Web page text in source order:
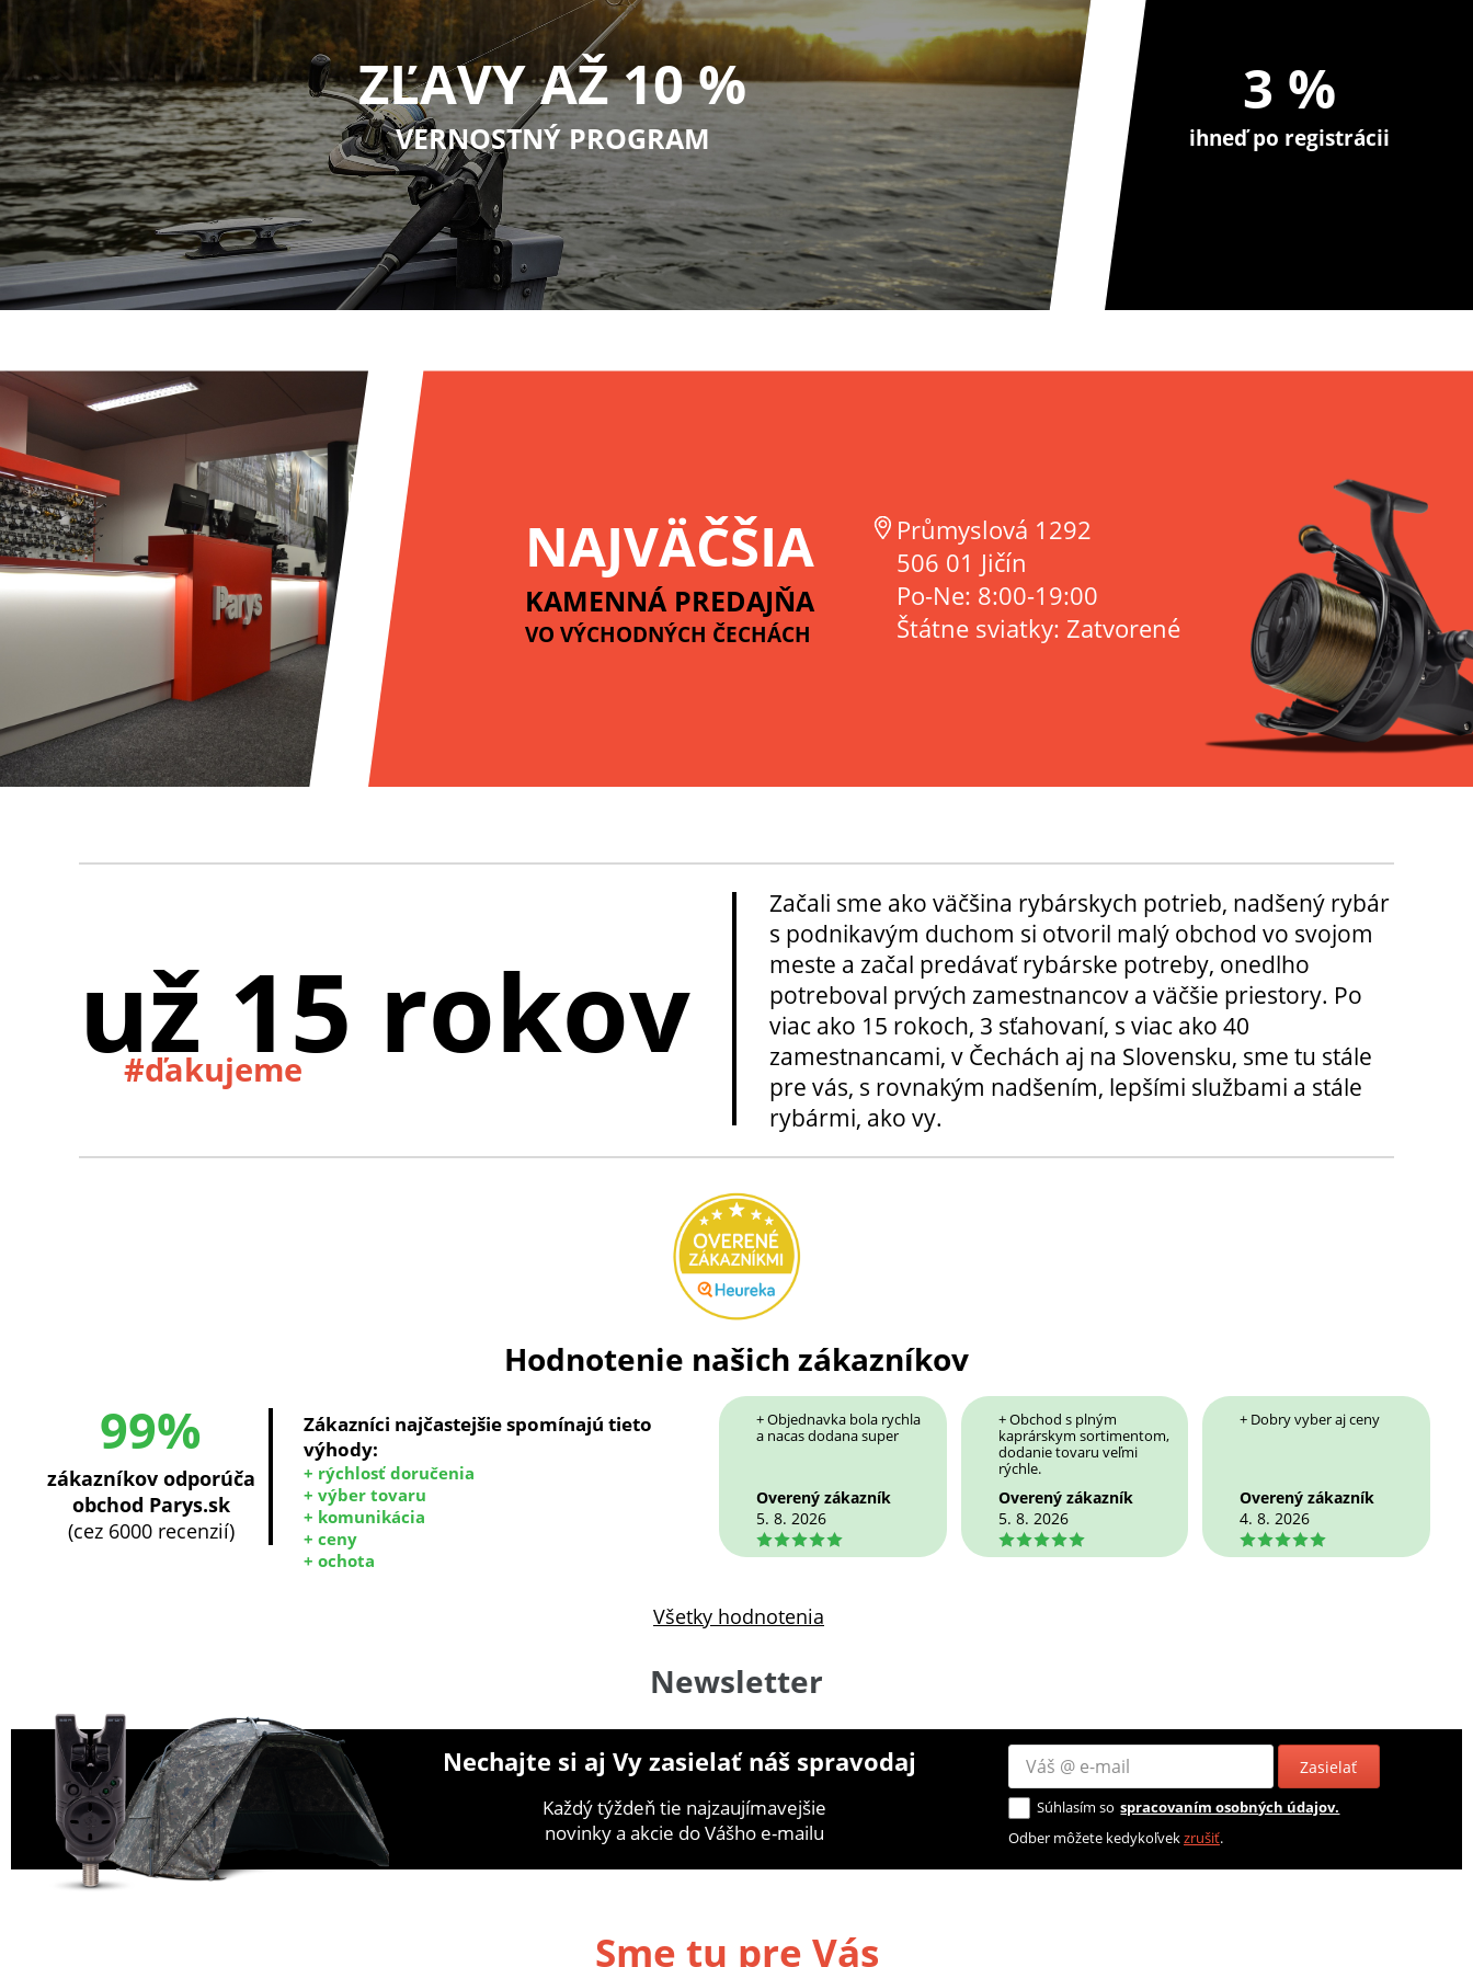
ZĽAVY AŽ 10 %
VERNOSTNÝ PROGRAM
3 %
ihneď po registrácii
NAJVÄČŠIA
KAMENNÁ PREDAJŇA
VO VÝCHODNÝCH ČECHÁCH
Průmyslová 1292
506 01 Jičín
Po-Ne: 8:00-19:00
Štátne sviatky: Zatvorené
už 15 rokov
#ďakujeme
Začali sme ako väčšina rybárskych potrieb, nadšený rybár
s podnikavým duchom si otvoril malý obchod vo svojom
meste a začal predávať rybárske potreby, onedlho
potreboval prvých zamestnancov a väčšie priestory. Po
viac ako 15 rokoch, 3 sťahovaní, s viac ako 40
zamestnancami, v Čechách aj na Slovensku, sme tu stále
pre vás, s rovnakým nadšením, lepšími službami a stále
rybármi, ako vy.
Hodnotenie našich zákazníkov
99%
zákazníkov odporúča
obchod Parys.sk
(cez 6000 recenzií)
Zákazníci najčastejšie spomínajú tieto
výhody:
+ rýchlosť doručenia
+ výber tovaru
+ komunikácia
+ ceny
+ ochota
+ Objednavka bola rychla
a nacas dodana super
Overený zákazník
5. 8. 2026
5
+ Obchod s plným
kaprárskym sortimentom,
dodanie tovaru veľmi
rýchle.
Overený zákazník
5. 8. 2026
5
+ Dobry vyber aj ceny
Overený zákazník
4. 8. 2026
5
Všetky hodnotenia
Newsletter
Nechajte si aj Vy zasielať náš spravodaj Zasielať
Každý týždeň tie najzaujímavejšie
novinky a akcie do Vášho e-mailu
Súhlasím so spracovaním osobných údajov.
Odber môžete kedykoľvekzrušiť.
Sme tu pre Vás